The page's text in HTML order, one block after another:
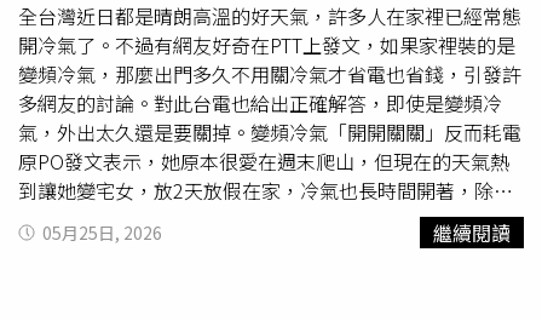
全台灣近日都是晴朗高溫的好天氣，許多人在家裡已經常態
開冷氣了。不過有網友好奇在PTT上發文，如果家裡裝的是
變頻冷氣，那麼出門多久不用關冷氣才省電也省錢，引發許
多網友的討論。對此台電也給出正確解答，即使是變頻冷
氣，外出太久還是要關掉。變頻冷氣「開開關關」反而耗電
原PO發文表示，她原本很愛在週末爬山，但現在的天氣熱
到讓她變宅女，放2天放假在家，冷氣也長時間開著，除非
確定出門的時間會超過1小時，否則根本不會關，因為她知
道用變頻冷氣「開開關關」反而耗電。但原PO還是想確
05月25日, 2026 繼續閱讀